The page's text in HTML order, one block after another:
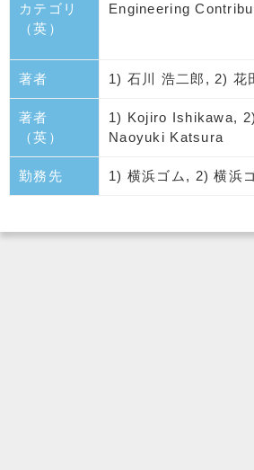
カテゴリ
（英）
Engineering
著者 1) 石川 浩二郎, 2) 花
著者
（英）
1) Kojiro Ishikawa,
Naoyuki Katsura
勤務先 1) 横浜ゴム, 2) 横浜